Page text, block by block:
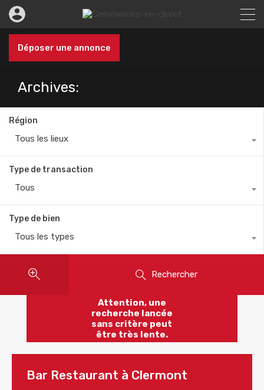
Déposer une annonce
Archives:
Région
Tous les lieux
Type de transaction
Tous
Type de bien
Tous les types
Rechercher
Attention, une
recherche lancée
sans critère peut
être très lente.
Bar Restaurant à Clermont